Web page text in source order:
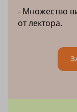
- Множество
от лектора.